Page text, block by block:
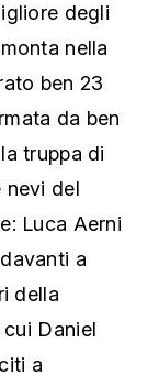
degli
nella
ben 23
da ben
truppa di
nevi del
Luca Aerni
a
della
Daniel
a